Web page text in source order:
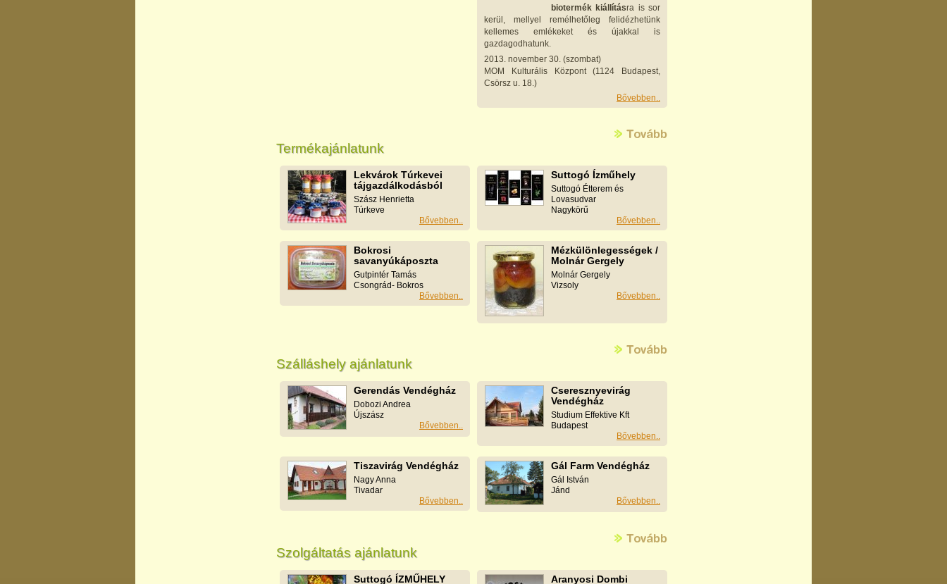
biotermék kiállításra is sor
kerül, mellyel remélhetőleg felidézhetünk
kellemes emlékeket és újakkal is
gazdagodhatunk.
2013. november 30. (szombat)
MOM Kulturális Központ (1124 Budapest,
Csörsz u. 18.)
Bővebben..
Termékajánlatunk
Lekvárok Túrkevei
tájgazdálkodásból
Szász Henrietta
Túrkeve
Bővebben..
Suttogó Ízműhely
Suttogó Étterem és
Lovasudvar
Nagykörű
Bővebben..
Bokrosi
savanyúkáposzta
Gutpintér Tamás
Csongrád- Bokros
Bővebben..
Mézkülönlegességek /
Molnár Gergely
Molnár Gergely
Vizsoly
Bővebben..
Szálláshely ajánlatunk
Gerendás Vendégház
Dobozi Andrea
Újszász
Bővebben..
Cseresznyevirág
Vendégház
Studium Effektive Kft
Budapest
Bővebben..
Tiszavirág Vendégház
Nagy Anna
Tivadar
Bővebben..
Gál Farm Vendégház
Gál István
Jánd
Bővebben..
Szolgáltatás ajánlatunk
Suttogó ÍZMŰHELY Aranyosi Dombi